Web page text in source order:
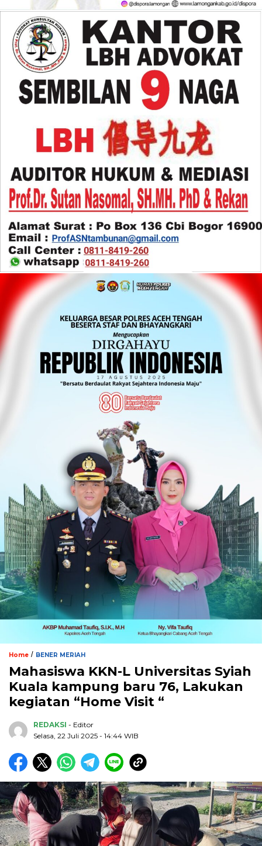
Home / BENER MERIAH
Mahasiswa KKN-L Universitas Syiah
Kuala kampung baru 76, Lakukan
kegiatan “Home Visit “
REDAKSI - Editor
Selasa, 22 Juli 2025 - 14:44 WIB